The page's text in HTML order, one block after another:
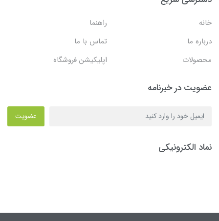
خانه
راهنما
درباره ما
تماس با ما
محصولات
اپلیکیشن فروشگاه
عضویت در خبرنامه
عضویت
نماد الکترونیکی